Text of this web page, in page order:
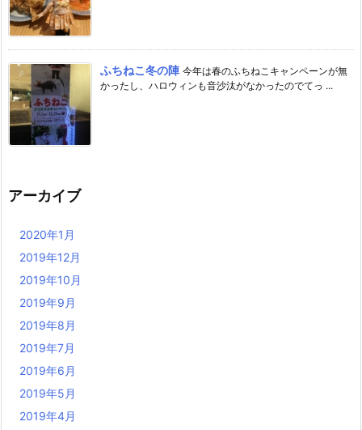
ふちねこ冬の陣 今年は春のふちねこキャンペーンが無
かったし、ハロウィンも音沙汰がなかったのでてっ ...
アーカイブ
2020年1月
2019年12月
2019年10月
2019年9月
2019年8月
2019年7月
2019年6月
2019年5月
2019年4月